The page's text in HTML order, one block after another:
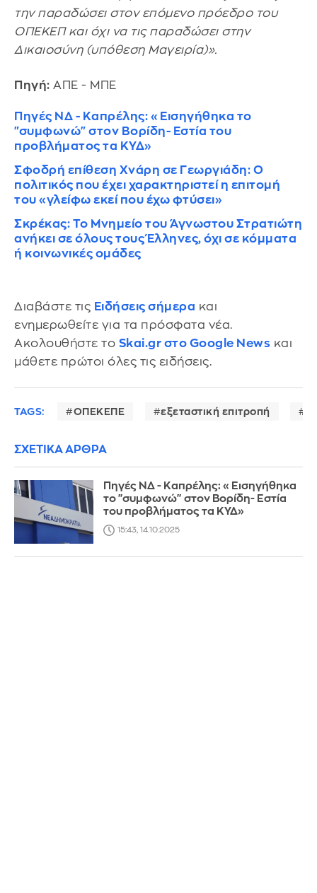
την παραδώσει στον επόμενο πρόεδρο του
ΟΠΕΚΕΠ και όχι να τις παραδώσει στην
Δικαιοσύνη (υπόθεση Μαγειρία)».
Πηγή: ΑΠΕ - ΜΠΕ
Πηγές ΝΔ - Καπρέλης: «Εισηγήθηκα το
"συμφωνώ" στον Βορίδη- Εστία του
προβλήματος τα ΚΥΔ»
Σφοδρή επίθεση Χνάρη σε Γεωργιάδη: Ο
πολιτικός που έχει χαρακτηριστεί η επιτομή
του «γλείφω εκεί που έχω φτύσει»
Σκρέκας: Το Μνημείο του Άγνωστου Στρατιώτη
ανήκει σε όλους τους Έλληνες, όχι σε κόμματα
ή κοινωνικές ομάδες
Διαβάστε τις Ειδήσεις σήμερα και
ενημερωθείτε για τα πρόσφατα νέα.
Ακολουθήστε το Skai.gr στο Google News και
μάθετε πρώτοι όλες τις ειδήσεις.
TAGS: ΟΠΕΚΕΠΕ εξεταστική επιτροπή
ΣΧΕΤΙΚΑ ΑΡΘΡΑ
Πηγές ΝΔ - Καπρέλης: «Εισηγήθηκα
το "συμφωνώ" στον Βορίδη- Εστία
του προβλήματος τα ΚΥΔ»
15:43, 14.10.2025